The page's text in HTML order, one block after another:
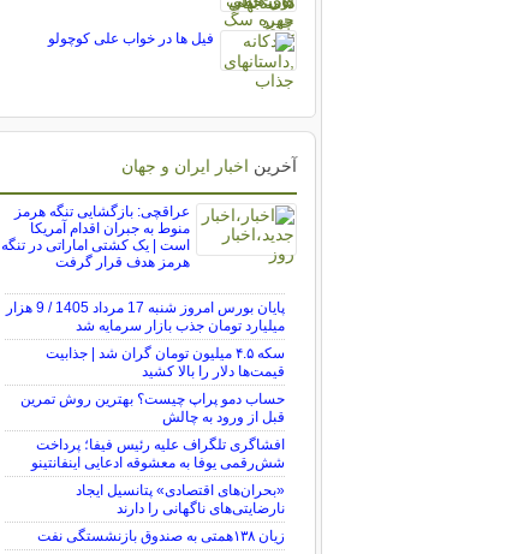
فیل ها در خواب علی کوچولو
آخرین اخبار ایران و جهان
عراقچی: بازگشایی تنگه هرمز
منوط به جبران اقدام آمریکا
است | یک کشتی اماراتی در تنگه
هرمز هدف قرار گرفت
پایان بورس امروز شنبه 17 مرداد 1405 / 9 هزار
میلیارد تومان جذب بازار سرمایه شد
سکه ۴.۵ میلیون تومان گران شد | جذابیت
قیمت‌ها دلار را بالا کشید
حساب دمو پراپ چیست؟ بهترین روش تمرین
قبل از ورود به چالش
افشاگری تلگراف علیه رئیس فیفا؛ پرداخت
شش‌رقمی یوفا به معشوقه ادعایی اینفانتینو
«بحران‌های اقتصادی» پتانسیل ایجاد
نارضایتی‌های ناگهانی را دارند
زیان ۱۳۸همتی به صندوق بازنشستگی نفت